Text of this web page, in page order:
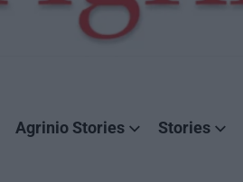
Agrinio Stories Stories